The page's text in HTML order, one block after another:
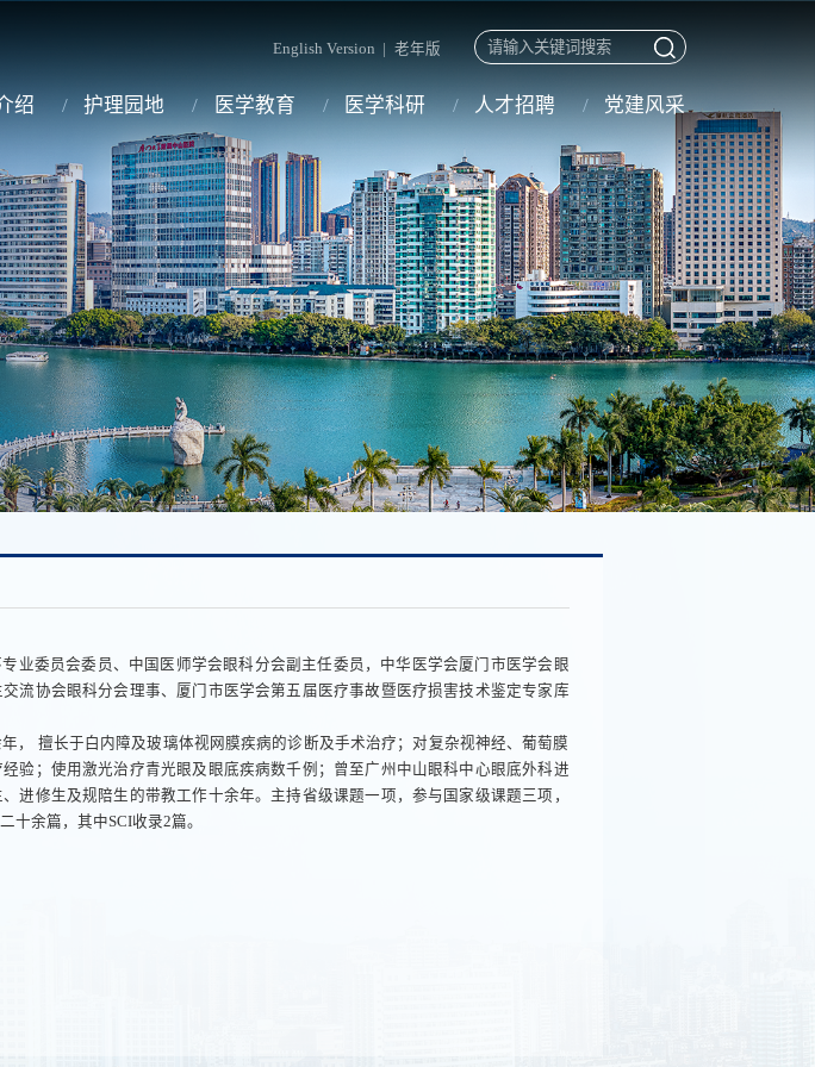
English Version 老年版
绍 护理园地 医学教育 医学科研 人才招聘 党建风采
业委员会委员、中国医师学会眼科分会副主任委员，中华医学会厦门市医学会眼
流协会眼科分会理事、厦门市医学会第五届医疗事故暨医疗损害技术鉴定专家库
， 擅长于白内障及玻璃体视网膜疾病的诊断及手术治疗；对复杂视神经、葡萄膜
验；使用激光治疗青光眼及眼底疾病数千例；曾至广州中山眼科中心眼底外科进
进修生及规陪生的带教工作十余年。主持省级课题一项，参与国家级课题三项，
十余篇，其中SCI收录2篇。